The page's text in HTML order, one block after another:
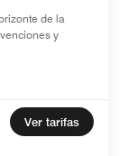
de la
y
Ver tarifas